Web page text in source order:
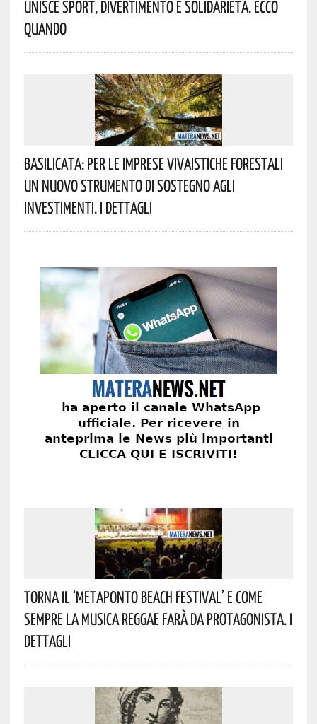
Unisce Sport, Divertimento E Solidarietà. Ecco
Quando
Basilicata: Per Le Imprese Vivaistiche Forestali
Un Nuovo Strumento Di Sostegno Agli
Investimenti. I Dettagli
Torna Il ‘Metaponto Beach Festival’ E Come
Sempre La Musica Reggae Farà Da Protagonista. I
Dettagli